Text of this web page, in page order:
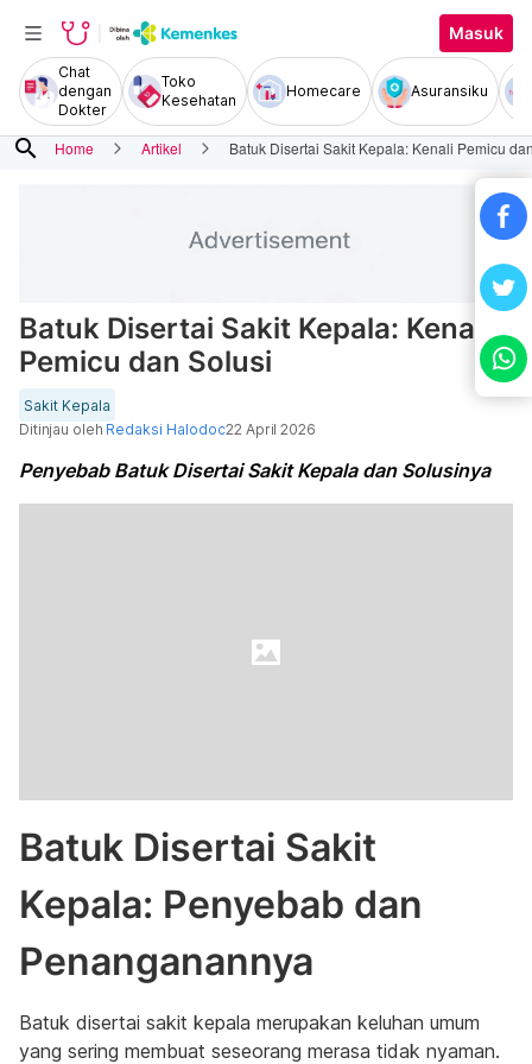
Masuk
Chat
dengan
Dokter
Toko
Kesehatan
Homecare Asuransiku
search Home Artikel Batuk Disertai Sakit Kepala: Kenali Pemicu
Batuk Disertai Sakit Kepala: Kenali
Pemicu dan Solusi
Sakit Kepala
Ditinjau oleh Redaksi Halodoc22 April 2026
Penyebab Batuk Disertai Sakit Kepala dan Solusinya
Batuk Disertai Sakit
Kepala: Penyebab dan
Penanganannya
Batuk disertai sakit kepala merupakan keluhan umum
yang sering membuat seseorang merasa tidak nyaman.